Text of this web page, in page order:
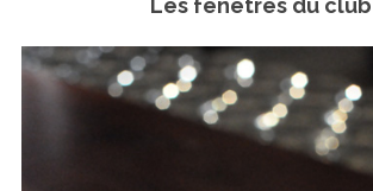
Les fenêtres du